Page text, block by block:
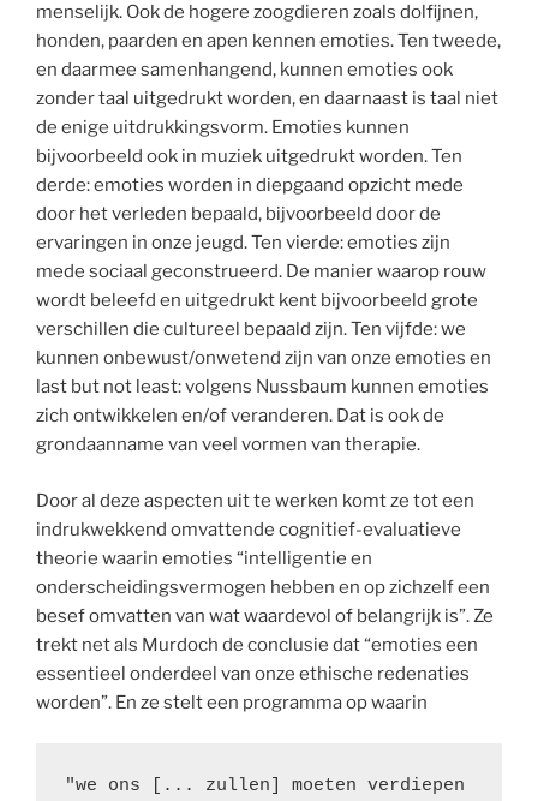
menselijk. Ook de hogere zoogdieren zoals dolfijnen,
honden, paarden en apen kennen emoties. Ten tweede,
en daarmee samenhangend, kunnen emoties ook
zonder taal uitgedrukt worden, en daarnaast is taal niet
de enige uitdrukkingsvorm. Emoties kunnen
bijvoorbeeld ook in muziek uitgedrukt worden. Ten
derde: emoties worden in diepgaand opzicht mede
door het verleden bepaald, bijvoorbeeld door de
ervaringen in onze jeugd. Ten vierde: emoties zijn
mede sociaal geconstrueerd. De manier waarop rouw
wordt beleefd en uitgedrukt kent bijvoorbeeld grote
verschillen die cultureel bepaald zijn. Ten vijfde: we
kunnen onbewust/onwetend zijn van onze emoties en
last but not least: volgens Nussbaum kunnen emoties
zich ontwikkelen en/of veranderen. Dat is ook de
grondaanname van veel vormen van therapie.
Door al deze aspecten uit te werken komt ze tot een
indrukwekkend omvattende cognitief-evaluatieve
theorie waarin emoties “intelligentie en
onderscheidingsvermogen hebben en op zichzelf een
besef omvatten van wat waardevol of belangrijk is”. Ze
trekt net als Murdoch de conclusie dat “emoties een
essentieel onderdeel van onze ethische redenaties
worden”. En ze stelt een programma op waarin
"we ons [... zullen] moeten verdiepen